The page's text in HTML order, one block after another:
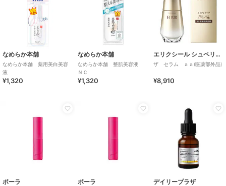
なめらか本舗
なめらか本舗 薬用美白美容
液
¥1,320
なめらか本舗
なめらか本舗 整肌美容液
ＮＣ
¥1,320
エリクシール シュペリエル
ザ セラム ａａ(医薬部外品)
¥8,910
ポーラ ポーラ デイリープラザ